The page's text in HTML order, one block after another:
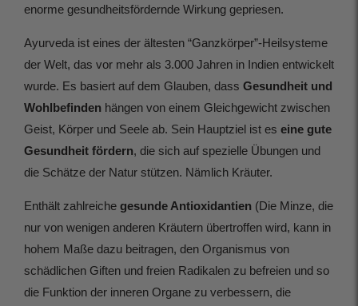
enorme gesundheitsfördernde Wirkung gepriesen.
Ayurveda ist eines der ältesten “Ganzkörper”-Heilsysteme
der Welt, das vor mehr als 3.000 Jahren in Indien entwickelt
wurde. Es basiert auf dem Glauben, dass Gesundheit und
Wohlbefinden hängen von einem Gleichgewicht zwischen
Geist, Körper und Seele ab. Sein Hauptziel ist es eine gute
Gesundheit fördern, die sich auf spezielle Übungen und
die Schätze der Natur stützen. Nämlich Kräuter.
Enthält zahlreiche gesunde Antioxidantien (Die Minze, die
nur von wenigen anderen Kräutern übertroffen wird, kann in
hohem Maße dazu beitragen, den Organismus von
schädlichen Giften und freien Radikalen zu befreien und so
die Funktion der inneren Organe zu verbessern, die